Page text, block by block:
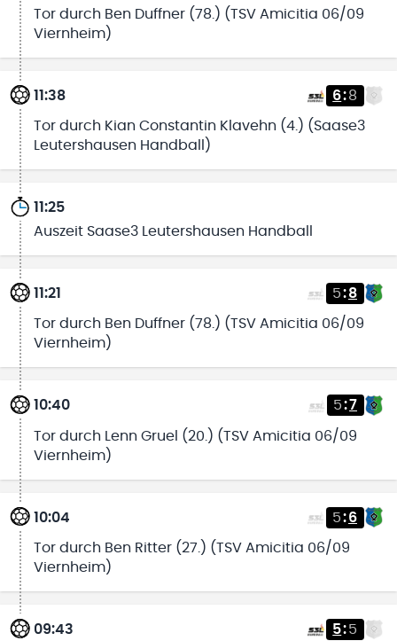
Tor durch Ben Duffner (78.) (TSV Amicitia 06/09
Viernheim)
11:38 6:8
Tor durch Kian Constantin Klavehn (4.) (Saase3
Leutershausen Handball)
11:25
Auszeit Saase3 Leutershausen Handball
11:21 5:8
Tor durch Ben Duffner (78.) (TSV Amicitia 06/09
Viernheim)
10:40 5:7
Tor durch Lenn Gruel (20.) (TSV Amicitia 06/09
Viernheim)
10:04 5:6
Tor durch Ben Ritter (27.) (TSV Amicitia 06/09
Viernheim)
09:43 5:5